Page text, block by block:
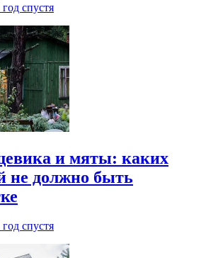
год спустя
и мяты: каких
не должно быть
год спустя